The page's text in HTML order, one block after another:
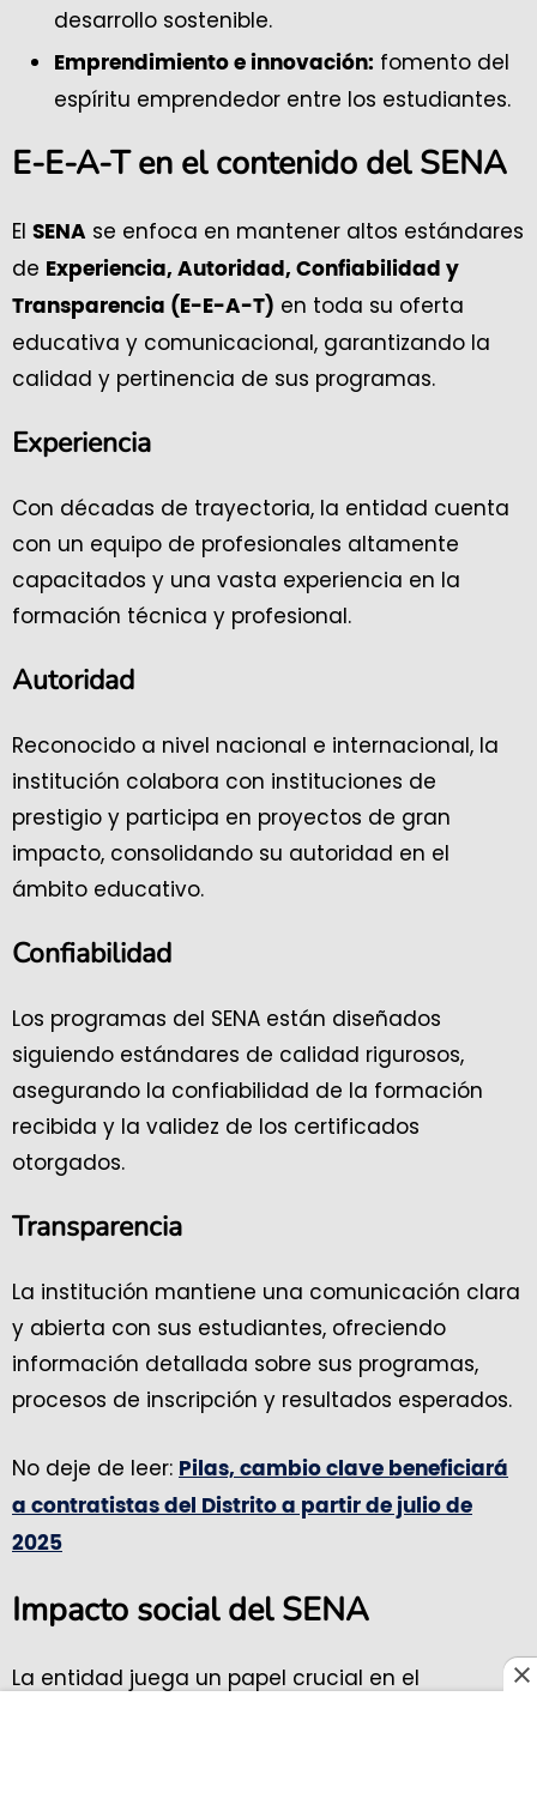
desarrollo sostenible.
Emprendimiento e innovación: fomento del
espíritu emprendedor entre los estudiantes.
E-E-A-T en el contenido del SENA
El SENA se enfoca en mantener altos estándares
de Experiencia, Autoridad, Confiabilidad y
Transparencia (E-E-A-T) en toda su oferta
educativa y comunicacional, garantizando la
calidad y pertinencia de sus programas.
Experiencia
Con décadas de trayectoria, la entidad cuenta
con un equipo de profesionales altamente
capacitados y una vasta experiencia en la
formación técnica y profesional.
Autoridad
Reconocido a nivel nacional e internacional, la
institución colabora con instituciones de
prestigio y participa en proyectos de gran
impacto, consolidando su autoridad en el
ámbito educativo.
Confiabilidad
Los programas del SENA están diseñados
siguiendo estándares de calidad rigurosos,
asegurando la confiabilidad de la formación
recibida y la validez de los certificados
otorgados.
Transparencia
La institución mantiene una comunicación clara
y abierta con sus estudiantes, ofreciendo
información detallada sobre sus programas,
procesos de inscripción y resultados esperados.
No deje de leer: Pilas, cambio clave beneficiará
a contratistas del Distrito a partir de julio de
2025
Impacto social del SENA
La entidad juega un papel crucial en el